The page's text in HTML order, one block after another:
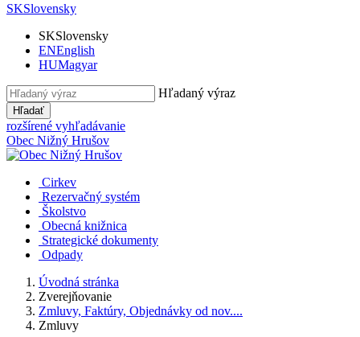
SKSlovensky
SKSlovensky
ENEnglish
HUMagyar
Hľadaný výraz
Hľadať
rozšírené vyhľadávanie
Obec Nižný Hrušov
Cirkev
Rezervačný systém
Školstvo
Obecná knižnica
Strategické dokumenty
Odpady
Úvodná stránka
Zverejňovanie
Zmluvy, Faktúry, Objednávky od nov....
Zmluvy